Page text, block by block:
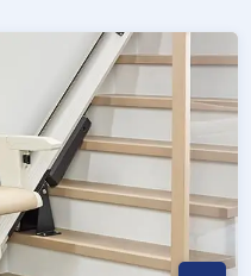
in Nennhausen
für gerade
in Nennhausen